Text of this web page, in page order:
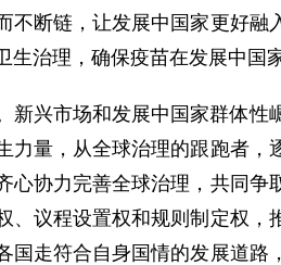
不断链，让发展中国家更好
生治理，确保疫苗在发展中国
新兴市场和发展中国家群体性
力量，从全球治理的跟跑者
心协力完善全球治理，共同
、议程设置权和规则制定权
国走符合自身国情的发展道